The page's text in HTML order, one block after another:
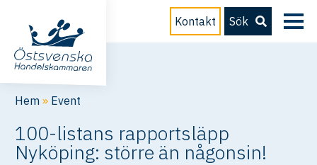
Kontakt Sök
Hem » Event
100-listans rapportsläpp
Nyköping: större än någonsin!